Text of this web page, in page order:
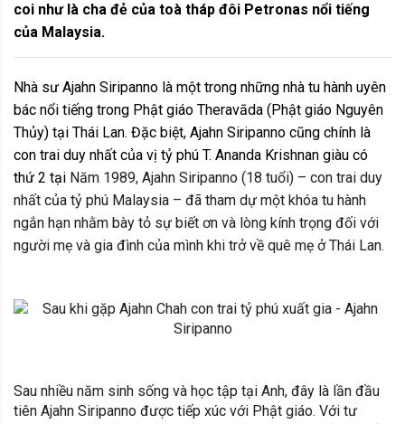
coi như là cha đẻ của toà tháp đôi Petronas nổi tiếng
của Malaysia.
Nhà sư Ajahn Siripanno là một trong những nhà tu hành uyên
bác nổi tiếng trong Phật giáo Theravāda (Phật giáo Nguyên
Thủy) tại Thái Lan. Đặc biệt, Ajahn Siripanno cũng chính là
con trai duy nhất của vị tỷ phú T. Ananda Krishnan giàu có
thứ 2 tại Năm 1989, Ajahn Siripanno (18 tuổi) – con trai duy
nhất của tỷ phú Malaysia – đã tham dự một khóa tu hành
ngắn hạn nhằm bày tỏ sự biết ơn và lòng kính trọng đối với
người mẹ và gia đình của mình khi trở về quê mẹ ở Thái Lan.
Sau nhiều năm sinh sống và học tập tại Anh, đây là lần đầu
tiên Ajahn Siripanno được tiếp xúc với Phật giáo. Với tư